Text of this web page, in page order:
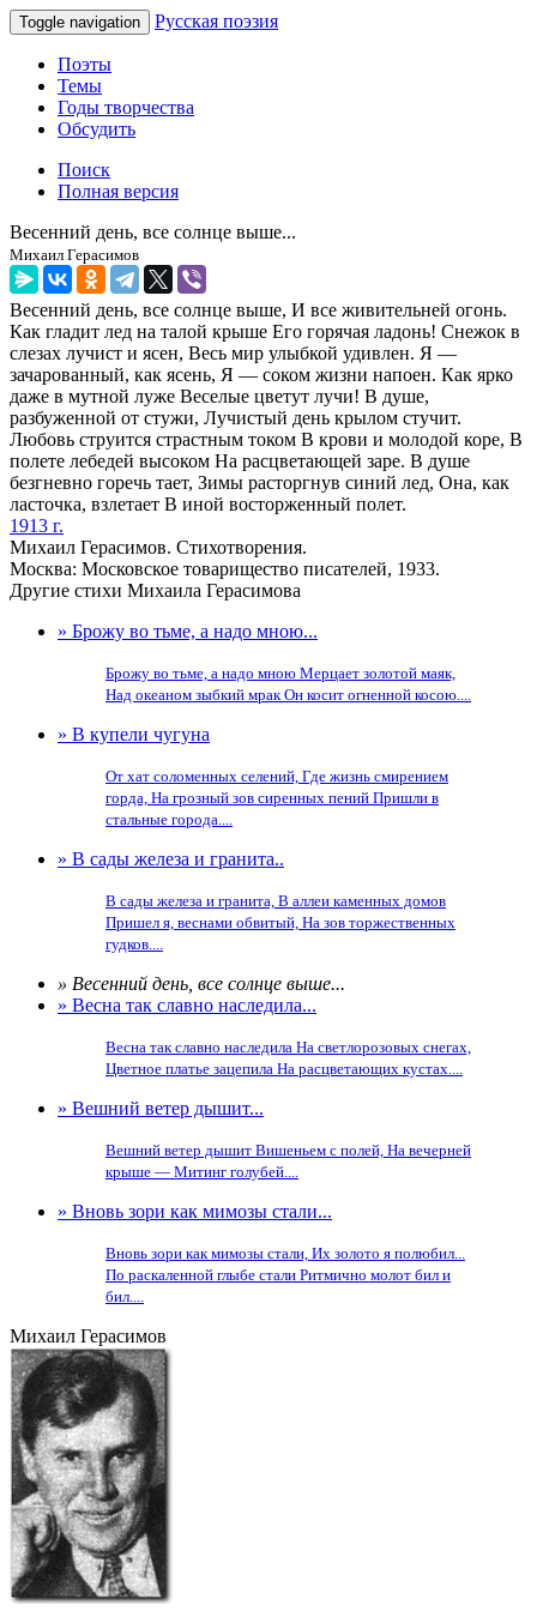
Toggle navigation Русская поэзия
Поэты
Темы
Годы творчества
Обсудить
Поиск
Полная версия
Весенний день, все солнце выше...
Михаил Герасимов
Весенний день, все солнце выше, И все живительней огонь.
Как гладит лед на талой крыше Его горячая ладонь! Снежок в
слезах лучист и ясен, Весь мир улыбкой удивлен. Я —
зачарованный, как ясень, Я — соком жизни напоен. Как ярко
даже в мутной луже Веселые цветут лучи! В душе,
разбуженной от стужи, Лучистый день крылом стучит.
Любовь струится страстным током В крови и молодой коре, В
полете лебедей высоком На расцветающей заре. В душе
безгневно горечь тает, Зимы расторгнув синий лед, Она, как
ласточка, взлетает В иной восторженный полет.
1913 г.
Михаил Герасимов. Стихотворения.
Москва: Московское товарищество писателей, 1933.
Другие стихи Михаила Герасимова
» Брожу во тьме, а надо мною...
Брожу во тьме, а надо мною Мерцает золотой маяк,
Над океаном зыбкий мрак Он косит огненной косою....
» В купели чугуна
От хат соломенных селений, Где жизнь смирением
горда, На грозный зов сиренных пений Пришли в
стальные города....
» В сады железа и гранита..
В сады железа и гранита, В аллеи каменных домов
Пришел я, веснами обвитый, На зов торжественных
гудков....
» Весенний день, все солнце выше...
» Весна так славно наследила...
Весна так славно наследила На светлорозовых снегах,
Цветное платье зацепила На расцветающих кустах....
» Вешний ветер дышит...
Вешний ветер дышит Вишеньем с полей, На вечерней
крыше — Митинг голубей....
» Вновь зори как мимозы стали...
Вновь зори как мимозы стали, Их золото я полюбил...
По раскаленной глыбе стали Ритмично молот бил и
бил....
Михаил Герасимов